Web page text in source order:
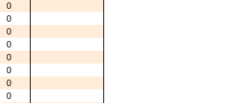
0
0
0
0
0
0
0
0